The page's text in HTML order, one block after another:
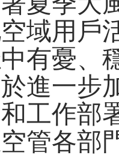
域用戶
有憂、
進一步
工作部
管各部